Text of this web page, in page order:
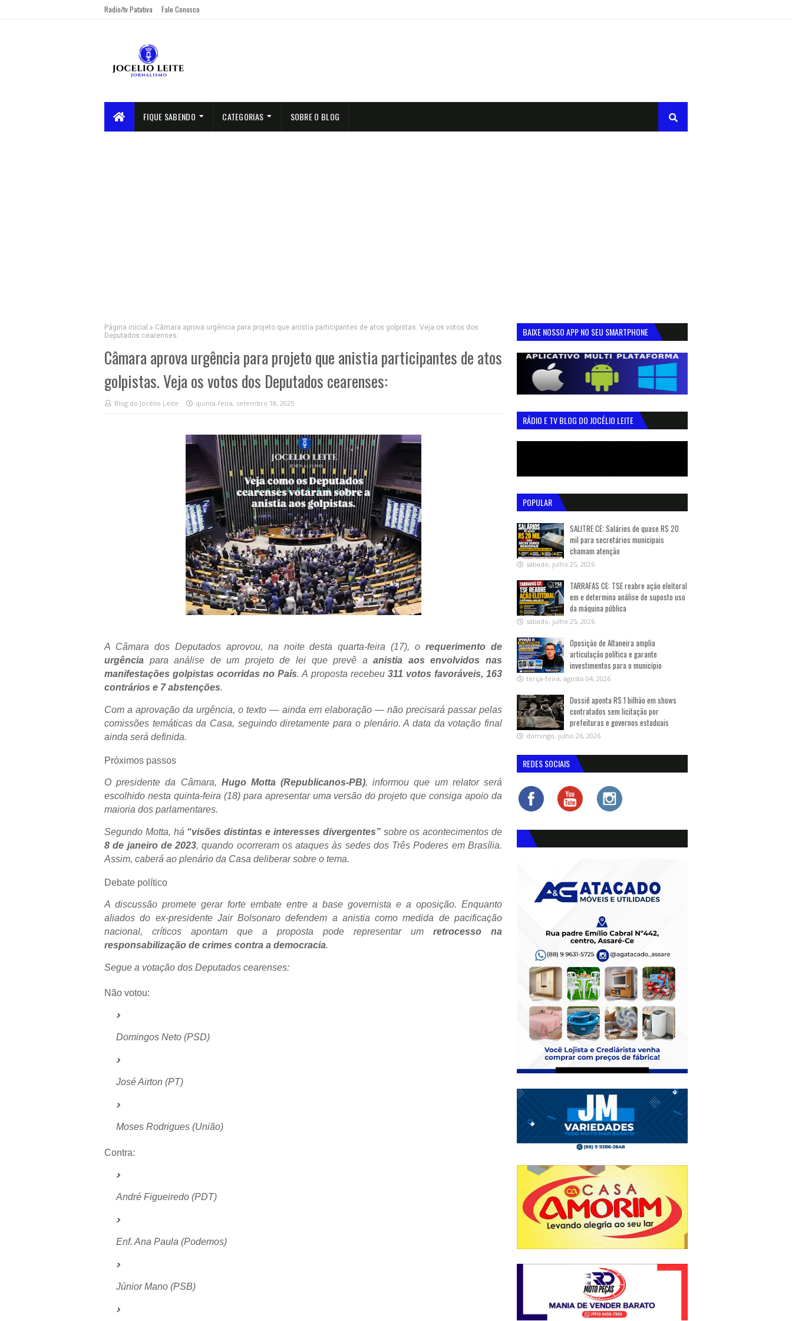
Radio/tv Patativa Fale Conosco
FIQUE SABENDO CATEGORIAS SOBRE O BLOG
Página inicial
Câmara aprova urgência para projeto que anistia participantes de atos golpistas. Veja os votos dos
Deputados cearenses:
Câmara aprova urgência para projeto que anistia participantes de atos
golpistas. Veja os votos dos Deputados cearenses:
Blog do Jocélio Leite quinta-feira, setembro 18, 2025
A Câmara dos Deputados aprovou, na noite desta quarta-feira (17), orequerimento de
urgência para análise de um projeto de lei que prevê aanistia aos envolvidos nas
manifestações golpistas ocorridas no País. A proposta recebeu 311 votos favoráveis, 163
contrários e 7 abstenções.
Com a aprovação da urgência, o texto — ainda em elaboração — não precisará passar pelas
comissões temáticas da Casa, seguindo diretamente para o plenário. A data da votação final
ainda será definida.
Próximos passos
O presidente da Câmara, Hugo Motta (Republicanos-PB), informou que um relator será
escolhido nesta quinta-feira (18) para apresentar uma versão do projeto que consiga apoio da
maioria dos parlamentares.
Segundo Motta, há “visões distintas e interesses divergentes”sobre os acontecimentos de
8 de janeiro de 2023, quando ocorreram os ataques às sedes dos Três Poderes em Brasília.
Assim, caberá ao plenário da Casa deliberar sobre o tema.
Debate político
A discussão promete gerar forte embate entre a base governista e a oposição. Enquanto
aliados do ex-presidente Jair Bolsonaro defendem a anistia como medida de pacificação
nacional, críticos apontam que a proposta pode representar um retrocesso na
responsabilização de crimes contra a democracia.
Segue a votação dos Deputados cearenses:
Não votou:
Domingos Neto (PSD)
José Airton (PT)
Moses Rodrigues (União)
Contra:
André Figueiredo (PDT)
Enf. Ana Paula (Podemos)
Júnior Mano (PSB)
BAIXE NOSSO APP NO SEU SMARTPHONE
RÁDIO E TV BLOG DO JOCÉLIO LEITE
POPULAR
SALITRE CE: Salários de quase R$ 20
mil para secretários municipais
chamam atenção
sábado, julho 25, 2026
TARRAFAS CE: TSE reabre ação eleitoral
em e determina análise de suposto uso
da máquina pública
sábado, julho 25, 2026
Oposição de Altaneira amplia
articulação política e garante
investimentos para o município
terça-feira, agosto 04, 2026
Dossiê aponta R$ 1 bilhão em shows
contratados sem licitação por
prefeituras e governos estaduais
domingo, julho 26, 2026
REDES SOCIAIS